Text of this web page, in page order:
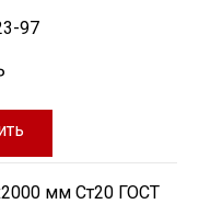
97
мм Ст20 ГОСТ